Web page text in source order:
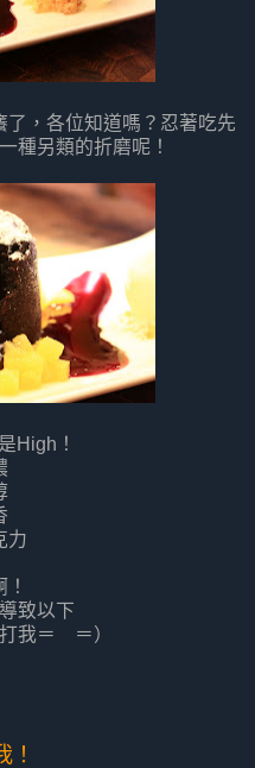
，各位知道嗎？忍著吃先
種另類的折磨呢！
High！
力
致以下
我＝ ＝）
！